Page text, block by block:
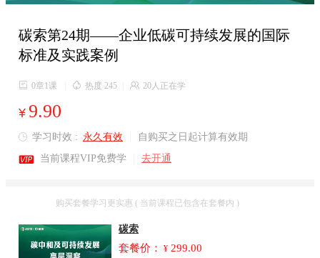
碳索第24期——企业低碳可持续发展的国际
标准及实践案例
 0章1课  热度 245  20人正在学
¥ 9.90
 学习时效 : 永久有效 自购买之日起计算有效期
 当前课程VIP免费学 去开通
购买套餐学习更实惠 ( 当前课程已包含在套餐内 )
碳索
套餐价： ¥ 299.00